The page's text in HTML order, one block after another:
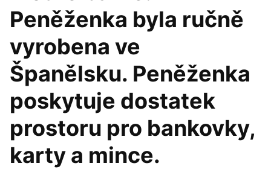
Peněženka byla ručně
vyrobena ve
Španělsku. Peněženka
poskytuje dostatek
prostoru pro bankovky,
karty a mince.